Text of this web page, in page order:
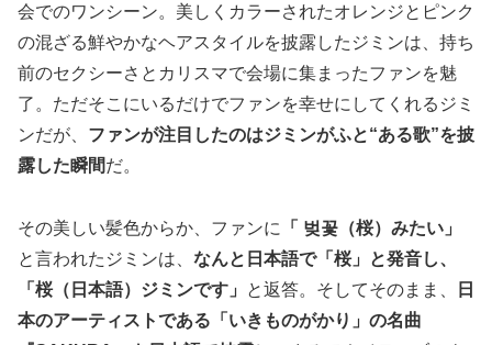
会でのワンシーン。美しくカラーされたオレンジとピンク
の混ざる鮮やかなヘアスタイルを披露したジミンは、持ち
前のセクシーさとカリスマで会場に集まったファンを魅
了。ただそこにいるだけでファンを幸せにしてくれるジミ
ンだが、 ファンが注目したのはジミンがふと“ある歌”を披
露した瞬間だ。
その美しい髪色からか、ファンに
「 벚꽃（桜）みたい」
と言われたジミンは、 なんと日本語で「桜」と発音し、
「桜（日本語）ジミンです」
と返答。そしてそのまま、
日
本のアーティストである「いきものがかり」の名曲